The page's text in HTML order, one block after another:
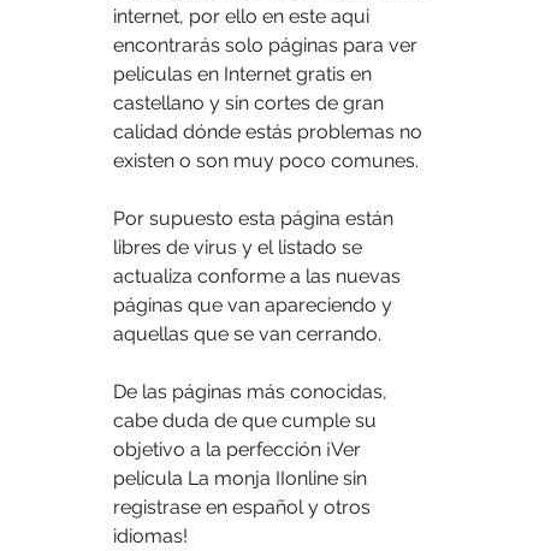
internet, por ello en este aqui
encontrarás solo páginas para ver
películas en Internet gratis en
castellano y sin cortes de gran
calidad dónde estás problemas no
existen o son muy poco comunes.
Por supuesto esta página están
libres de virus y el listado se
actualiza conforme a las nuevas
páginas que van apareciendo y
aquellas que se van cerrando.
De las páginas más conocidas,
cabe duda de que cumple su
objetivo a la perfección ¡Ver
película La monja IIonline sin
registrase en español y otros
idiomas!